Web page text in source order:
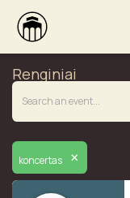
Renginiai
koncertas ×